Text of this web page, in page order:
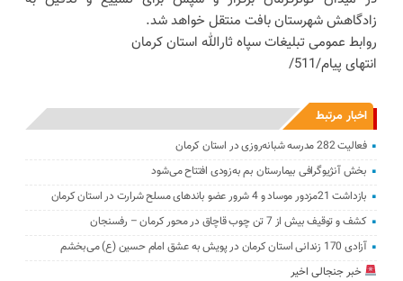
زادگاهش شهرستان بافت منتقل خواهد شد.
روابط عمومی تبلیغات سپاه ثارالله استان کرمان
انتهای پیام/511/
اخبار مرتبط
فعالیت 282 مدرسه شبانه‌روزی در استان کرمان
بخش آنژیوگرافی بیمارستان بم به‌زودی افتتاح می‌شود
بازداشت 21مزدور موساد و 4 شرور عضو باندهای مسلح شرارت در استان کرمان
کشف و توقیف بیش از 7 تن چوب قاچاق در محور کرمان – رفسنجان
آزادی 170 زندانی استان کرمان در پویش به عشق امام حسین (ع) می‌بخشم
خبر جنجالی اخیر